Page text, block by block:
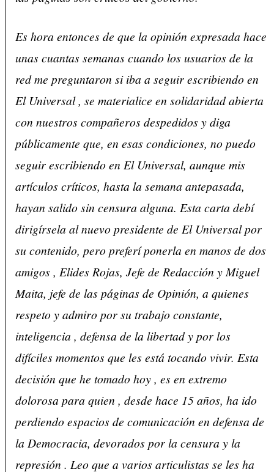
Es hora entonces de que la opinión expresada hace
unas cuantas semanas cuando los usuarios de la
red me preguntaron si iba a seguir escribiendo en
El Universal , se materialice en solidaridad abierta
con nuestros compañeros despedidos y diga
públicamente que, en esas condiciones, no puedo
seguir escribiendo en El Universal, aunque mis
artículos críticos, hasta la semana antepasada,
hayan salido sin censura alguna. Esta carta debí
dirigírsela al nuevo presidente de El Universal por
su contenido, pero preferí ponerla en manos de dos
amigos , Elides Rojas, Jefe de Redacción y Miguel
Maita, jefe de las páginas de Opinión, a quienes
respeto y admiro por su trabajo constante,
inteligencia , defensa de la libertad y por los
difíciles momentos que les está tocando vivir. Esta
decisión que he tomado hoy , es en extremo
dolorosa para quien , desde hace 15 años, ha ido
perdiendo espacios de comunicación en defensa de
la Democracia, devorados por la censura y la
represión . Leo que a varios articulistas se les ha